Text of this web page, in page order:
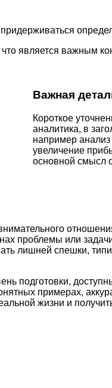
является важным
Важная
Короткое
аналитика, в
например
увеличение
основной смысл
проблемы или
лишней спешки,
подготовки,
примерах,
жизни и